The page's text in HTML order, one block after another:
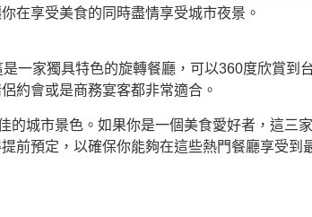
在享受美食的同時盡情享受城市夜景。
一家獨具特色的旋轉餐廳，可以360度欣賞到
約會或是商務宴客都非常適合。
城市景色。如果你是一個美食愛好者，這三
前預定，以確保你能夠在這些熱門餐廳享受到